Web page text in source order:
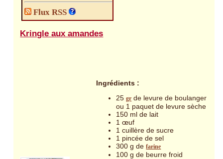
Flux RSS
Kringle aux amandes
Ingrédients :
25gr de levure de boulanger
ou 1 paquet de levure sèche
150 ml de lait
1 œuf
1 cuillère de sucre
1 pincée de sel
300 g defarine
100 g de beurre froid